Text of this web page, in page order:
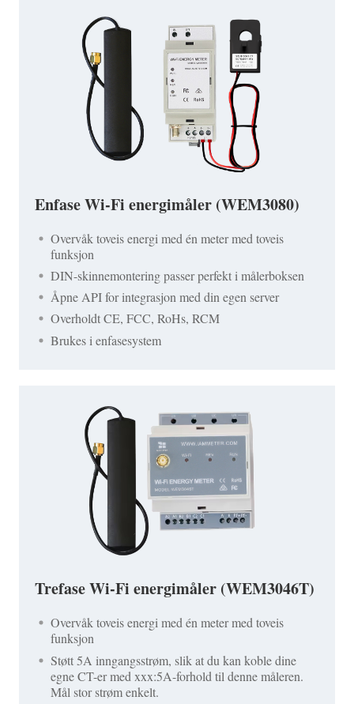
Enfase Wi-Fi energimåler (WEM3080)
Overvåk toveis energi med én meter med toveis
funksjon
DIN-skinnemontering passer perfekt i målerboksen
Åpne API for integrasjon med din egen server
Overholdt CE, FCC, RoHs, RCM
Brukes i enfasesystem
Trefase Wi-Fi energimåler (WEM3046T)
Overvåk toveis energi med én meter med toveis
funksjon
Støtt 5A inngangsstrøm, slik at du kan koble dine
egne CT-er med xxx:5A-forhold til denne måleren.
Mål stor strøm enkelt.